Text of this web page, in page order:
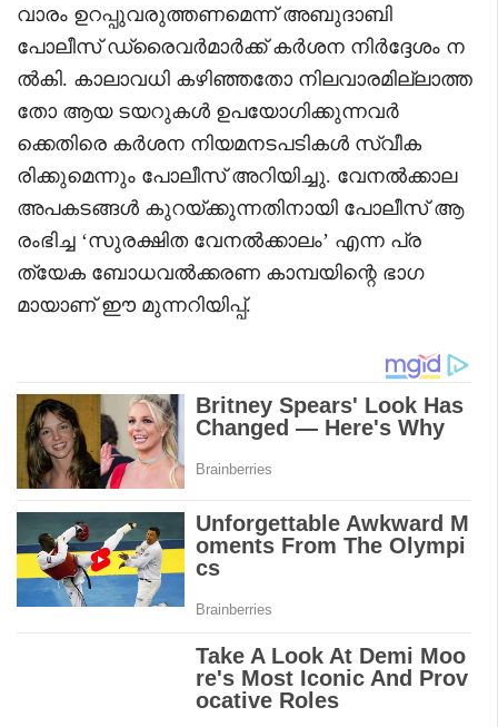
വാരം ഉറപ്പുവരുത്തണമെന്ന് അബുദാബി
പോലീസ് ഡ്രൈവർമാർക്ക് കർശന നിർദ്ദേശം ന
ൽകി. കാലാവധി കഴിഞ്ഞതോ നിലവാരമില്ലാത്ത
തോ ആയ ടയറുകൾ ഉപയോഗിക്കുന്നവർ
ക്കെതിരെ കർശന നിയമനടപടികൾ സ്വീക
രിക്കുമെന്നും പോലീസ് അറിയിച്ചു. വേനൽക്കാല
അപകടങ്ങൾ കുറയ്ക്കുന്നതിനായി പോലീസ് ആ
രംഭിച്ച ‘സുരക്ഷിത വേനൽക്കാലം’ എന്ന പ്ര
ത്യേക ബോധവൽക്കരണ കാമ്പയിന്റെ ഭാഗ
മായാണ് ഈ മുന്നറിയിപ്പ്.